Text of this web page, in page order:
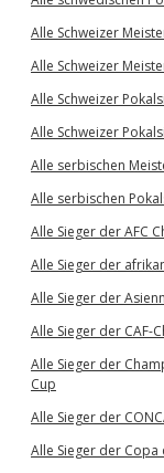
Alle Schweizer
Alle Schweizer
Alle Schweizer
Alle Schweizer
Alle serbischen
Alle serbischen
Alle Sieger der AFC
Alle Sieger der
Alle Sieger der
Alle Sieger der CAF-
Alle Sieger der
Cup
Alle Sieger der
Alle Sieger der Copa